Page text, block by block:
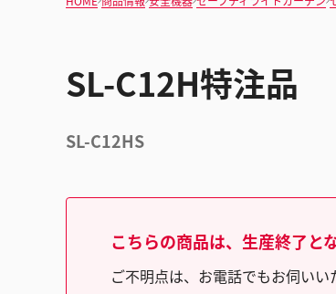
SL-C12H特注品
SL-C12HS
こちらの商品は、生産終了と
ご不明点は、お電話でもお伺い